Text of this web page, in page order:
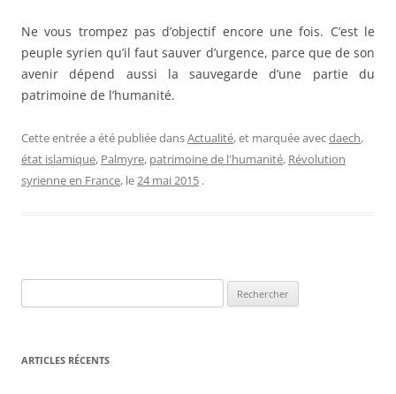
Ne vous trompez pas d’objectif encore une fois. C’est le
peuple syrien qu’il faut sauver d’urgence, parce que de son
avenir dépend aussi la sauvegarde d’une partie du
patrimoine de l’humanité.
Cette entrée a été publiée dansActualité, et marquée avecdaech,
état islamique, Palmyre, patrimoine de l'humanité, Révolution
syrienne en France, le24 mai 2015 .
ARTICLES RÉCENTS